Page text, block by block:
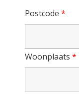
Postcode *
Woonplaats *